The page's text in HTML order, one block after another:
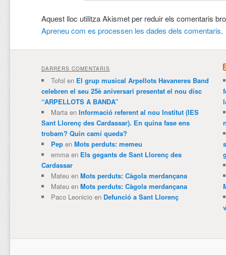
Aquest lloc utilitza Akismet per reduir els comentaris
Apreneu com es processen les dades dels comentaris.
DARRERS COMENTARIS
Tofol en El grup musical Arpellots Havaneres Band
celebren el seu 25è aniversari presentat el nou disc
“ARPELLOTS A BANDA”
Martaen Informació referent al nou Institut (IES
Sant Llorenç des Cardassar). En quina fase ens
trobam? Quin camí queda?
Pepen Mots perduts: memeu
emmaen Els gegants de Sant Llorenç des
Cardassar
Mateuen Mots perduts: Càgola merdançana
Mateuen Mots perduts: Càgola merdançana
Paco Leonicioen Defunció a Sant Llorenç